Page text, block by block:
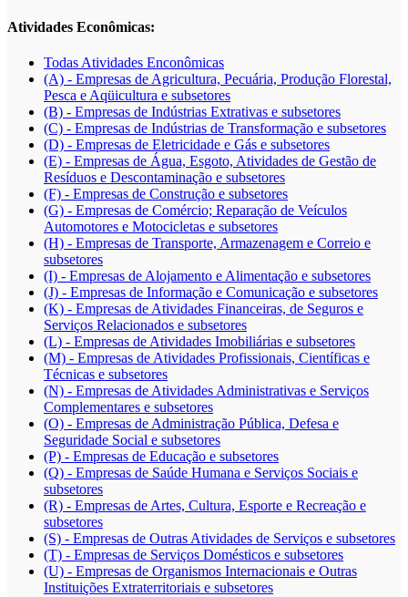
Atividades Econômicas:
Todas Atividades Enconômicas
(A) - Empresas de Agricultura, Pecuária, Produção Florestal,
Pesca e Aqüicultura e subsetores
(B) - Empresas de Indústrias Extrativas e subsetores
(C) - Empresas de Indústrias de Transformação e subsetores
(D) - Empresas de Eletricidade e Gás e subsetores
(E) - Empresas de Água, Esgoto, Atividades de Gestão de
Resíduos e Descontaminação e subsetores
(F) - Empresas de Construção e subsetores
(G) - Empresas de Comércio; Reparação de Veículos
Automotores e Motocicletas e subsetores
(H) - Empresas de Transporte, Armazenagem e Correio e
subsetores
(I) - Empresas de Alojamento e Alimentação e subsetores
(J) - Empresas de Informação e Comunicação e subsetores
(K) - Empresas de Atividades Financeiras, de Seguros e
Serviços Relacionados e subsetores
(L) - Empresas de Atividades Imobiliárias e subsetores
(M) - Empresas de Atividades Profissionais, Científicas e
Técnicas e subsetores
(N) - Empresas de Atividades Administrativas e Serviços
Complementares e subsetores
(O) - Empresas de Administração Pública, Defesa e
Seguridade Social e subsetores
(P) - Empresas de Educação e subsetores
(Q) - Empresas de Saúde Humana e Serviços Sociais e
subsetores
(R) - Empresas de Artes, Cultura, Esporte e Recreação e
subsetores
(S) - Empresas de Outras Atividades de Serviços e subsetores
(T) - Empresas de Serviços Domésticos e subsetores
(U) - Empresas de Organismos Internacionais e Outras
Instituições Extraterritoriais e subsetores